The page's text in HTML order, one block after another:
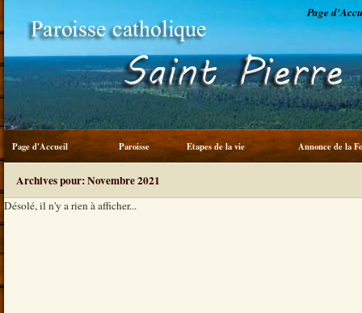
Page
Page d'Accueil Paroisse Etapes de la vie Annonce de la
Service du frère
Archives pour: Novembre 2021
Désolé, il n'y a rien à afficher...